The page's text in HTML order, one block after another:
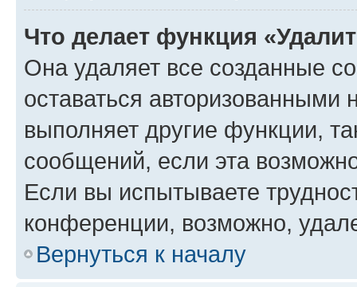
Что делает функция
Она удаляет все созданные
оставаться авторизованными
выполняет другие функции,
сообщений, если эта
Если вы испытываете
конференции, возможно,
Вернуться к началу